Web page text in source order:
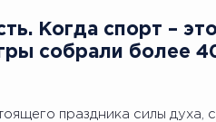
Когда спорт –
собрали более
праздника силы духа,